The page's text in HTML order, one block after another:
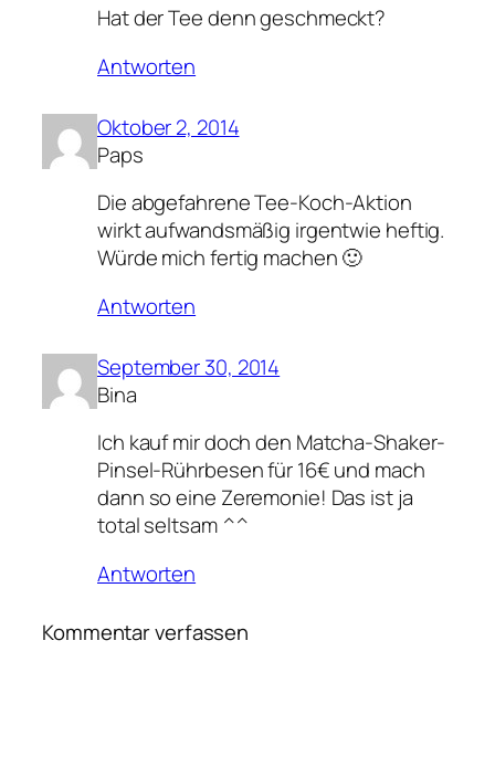
Hat der Tee denn geschmeckt?
Antworten
Oktober 2, 2014
Paps
Die abgefahrene Tee-Koch-Aktion
wirkt aufwandsmäßig irgentwie heftig.
Würde mich fertig machen 🙂
Antworten
September 30, 2014
Bina
Ich kauf mir doch den Matcha-Shaker-
Pinsel-Rührbesen für 16€ und mach
dann so eine Zeremonie! Das ist ja
total seltsam ^^
Antworten
Kommentar verfassen